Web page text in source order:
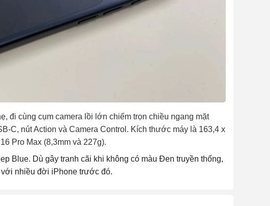
đi cùng cụm camera lồi lớn chiếm trọn chiều ngang mặt
C, nút Action và Camera Control. Kích thước máy là 163,4 x
Pro Max (8,3mm và 227g).
Blue. Dù gây tranh cãi khi không có màu Đen truyền thống,
nhiều đời iPhone trước đó.